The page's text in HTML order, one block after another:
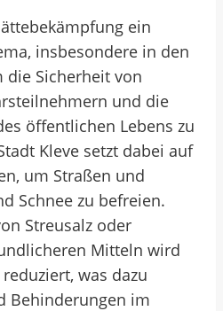
ein
insbesondere in den
Sicherheit von
und die
öffentlichen Lebens zu
Kleve setzt dabei auf
um Straßen und
Schnee zu befreien.
Streusalz oder
Mitteln wird
was dazu
Behinderungen im